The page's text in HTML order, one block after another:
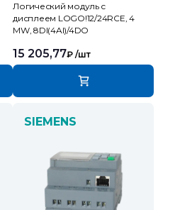
Логический модуль c
дисплеем LOGO!12/24RCE, 4
MW, 8DI(4AI)/4DO
15 205,77₽ /шт
SIEMENS